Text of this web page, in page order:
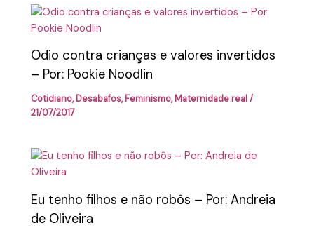
Odio contra crianças e valores invertidos
– Por: Pookie Noodlin
Cotidiano,Desabafos,Feminismo,Maternidade real/
21/07/2017
Eu tenho filhos e não robôs – Por: Andreia
de Oliveira